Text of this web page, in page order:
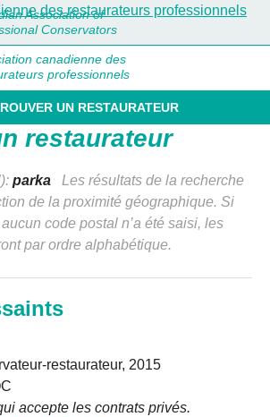
Association of
Conservators
canadienne des
professionnels
UN RESTAURATEUR
restaurateur
parka Les résultats de la recherche
de la proximité géographique. Si
code postal n’a été saisi, les
par ordre alphabétique.
restaurateur, 2015
accepte les contrats privés.